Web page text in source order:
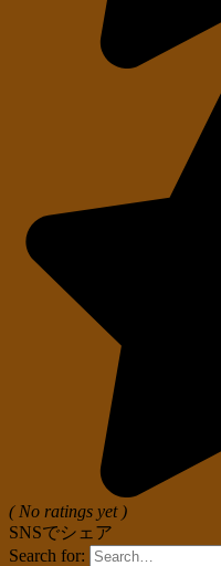
( No ratings yet )
SNSでシェア
Search for: